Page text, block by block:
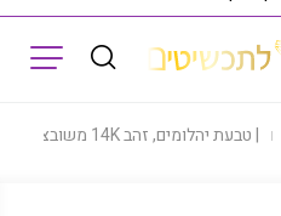
|טבעת יהלומים, זהב 14K משובצת 0.25 קראט יהלומים, דגם RDSRA15895